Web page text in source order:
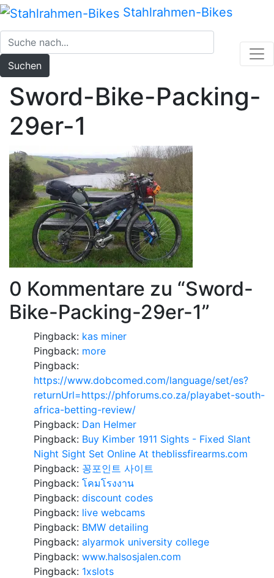
Zum
Inhalt
springen
Stahlrahmen-Bikes
Suchen
Sword-Bike-Packing-
29er-1
0 Kommentare zu “Sword-
Bike-Packing-29er-1”
Pingback: kas miner
Pingback: more
Pingback:
https://www.dobcomed.com/language/set/es?
returnUrl=https://phforums.co.za/playabet-south-
africa-betting-review/
Pingback: Dan Helmer
Pingback: Buy Kimber 1911 Sights - Fixed Slant
Night Sight Set Online At theblissfirearms.com
Pingback: 꽁포인트 사이트
Pingback: โคมโรงงาน
Pingback: discount codes
Pingback: live webcams
Pingback: BMW detailing
Pingback: alyarmok university college
Pingback: www.halsosjalen.com
Pingback: 1xslots